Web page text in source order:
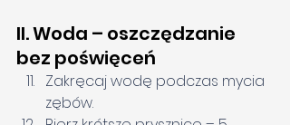
II. Woda – oszczędzanie
bez poświęceń
Zakręcaj wodę podczas mycia
zębów.